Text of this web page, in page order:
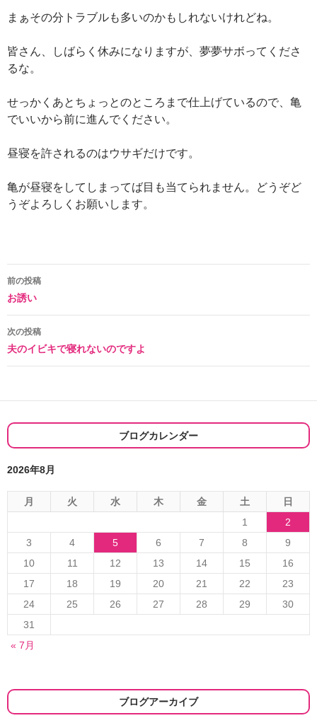
まぁその分トラブルも多いのかもしれないけれどね。
皆さん、しばらく休みになりますが、夢夢サボってくださ
るな。
せっかくあとちょっとのところまで仕上げているので、亀
でいいから前に進んでください。
昼寝を許されるのはウサギだけです。
亀が昼寝をしてしまってば目も当てられません。どうぞど
うぞよろしくお願いします。
投
稿
ナ
ビ
ー
シ
ョ
ン
前の投稿
お誘い
次の投稿
夫のイビキで寝れないのですよ
ブログカレンダー
2026年8月
月 火 水 木 金 土
日
1
2
3
4 5 6 7 8
9
10
11 12 13 14 15
16
17
18 19 20 21 22
23
24
25 26 27 28 29
30
31
« 7月
ブログアーカイブ